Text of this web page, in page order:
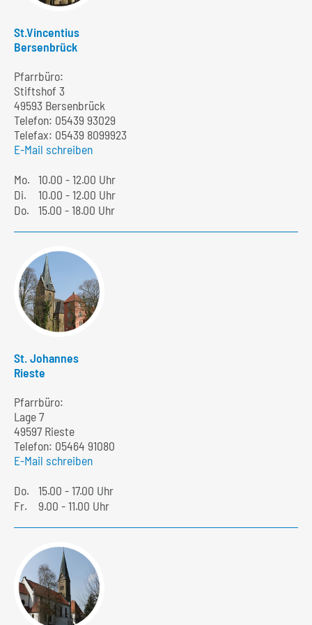
St.Vincentius
Bersenbrück
Pfarrbüro:
Stiftshof 3
49593 Bersenbrück
Telefon: 05439 93029
Telefax: 05439 8099923
E-Mail schreiben
Mo. 10.00 - 12.00 Uhr
Di.
10.00 - 12.00 Uhr
Do.
15.00 - 18.00 Uhr
St. Johannes
Rieste
Pfarrbüro:
Lage 7
49597 Rieste
Telefon: 05464 91080
E-Mail schreiben
Do.
15.00 - 17.00 Uhr
Fr.
9.00 - 11.00 Uhr